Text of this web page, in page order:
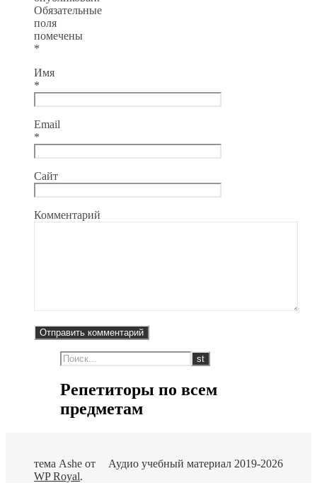
Обязательные
поля
помечены
*
Имя
*
Email
*
Сайт
Комментарий
Репетиторы по всем
предметам
Аудио учебный материал 2019-2026
тема Ashe от
WP Royal.